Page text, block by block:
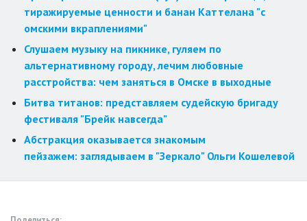
тиражируемые ценности и банан Каттелана "с
омскими вкраплениями"
Слушаем музыку на пикнике, гуляем по
альтернативному городу, лечим любовные
расстройства: чем заняться в Омске в выходные
Битва титанов: представляем судейскую бригаду
фестиваля "Брейк навсегда"
Абстракция оказывается знакомым
пейзажем: заглядываем в "Зеркало" Ольги Кошелевой